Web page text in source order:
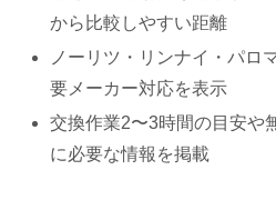
から比較しやすい距離
ノーリツ・リンナイ・パロ
要メーカー対応を表示
交換作業2〜3時間の目安や
に必要な情報を掲載